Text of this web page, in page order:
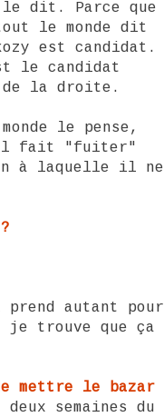
dit. Parce que
le monde dit
est candidat.
le candidat
la droite.
le pense,
il fait "fuiter"
à laquelle il ne
prend autant pour
je trouve que ça
mettre le bazar
semaines du